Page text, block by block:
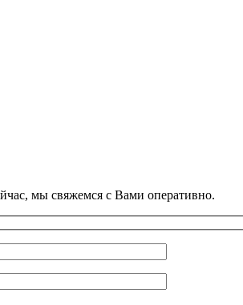
мы свяжемся с Вами оперативно.